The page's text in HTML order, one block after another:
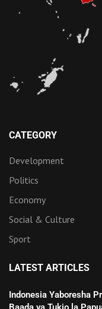
CATEGORY
Development
Politics
Economy
Social & Culture
Sport
LATEST ARTICLES
Indonesia Yaboresha